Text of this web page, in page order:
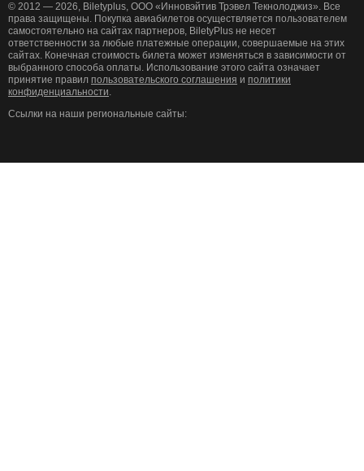
© 2012 — 2026, Biletyplus, ООО «Инновэйтив Трэвел Текнолоджиз». Все
права защищены. Покупка авиабилетов осуществляется пользователем
самостоятельно на сайтах партнеров, BiletyPlus не несет
ответственности за любые платежные операции, совершаемые на этих
сайтах. Конечная стоимость билета может изменяться в зависимости от
выбранного способа оплаты. Использование этого сайта означает
принятие правил пользовательского соглашения и политики
конфиденциальности.
Ссылки на наши региональные сайты: